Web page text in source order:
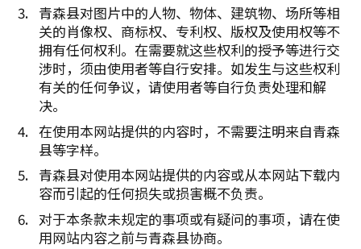
青森县对图片中的人物、物体、建筑物、场所等相
关的肖像权、商标权、专利权、版权及使用权等不
拥有任何权利。在需要就这些权利的授予等进行交
涉时，须由使用者等自行安排。如发生与这些权利
有关的任何争议，请使用者等自行负责处理和解
决。
在使用本网站提供的内容时，不需要注明来自青森
县等字样。
青森县对使用本网站提供的内容或从本网站下载内
容而引起的任何损失或损害概不负责。
对于本条款未规定的事项或有疑问的事项，请在使
用网站内容之前与青森县协商。